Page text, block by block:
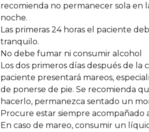
recomienda no permanecer sola en
noche.
Las primeras 24 horas el paciente
tranquilo.
No debe fumar ni consumir alcohol
Los dos primeros días después de la
paciente presentará mareos,
de ponerse de pie. Se recomienda
hacerlo, permanezca sentado un
Procure estar siempre acompañado
En caso de mareo, consumir un